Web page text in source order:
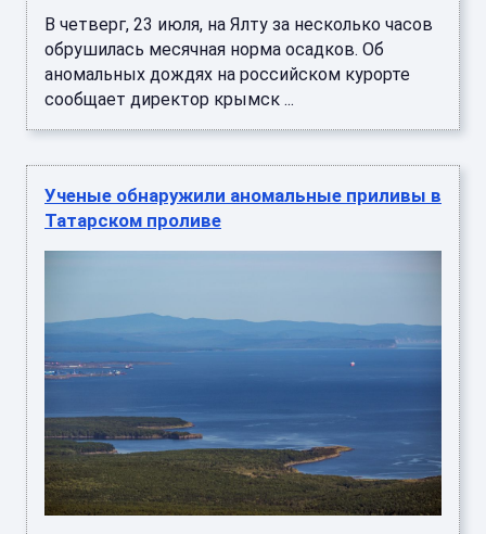
В четверг, 23 июля, на Ялту за несколько часов
обрушилась месячная норма осадков. Об
аномальных дождях на российском курорте
сообщает директор крымск ...
Ученые обнаружили аномальные приливы в
Татарском проливе